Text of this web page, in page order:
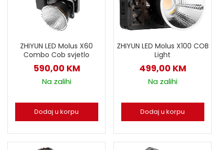
ZHIYUN LED Molus X60
Combo Cob svjetlo
590,00 KM
Na zalihi
Dodaj u korpu
ZHIYUN LED Molus X100 COB
Light
499,00 KM
Na zalihi
Dodaj u korpu